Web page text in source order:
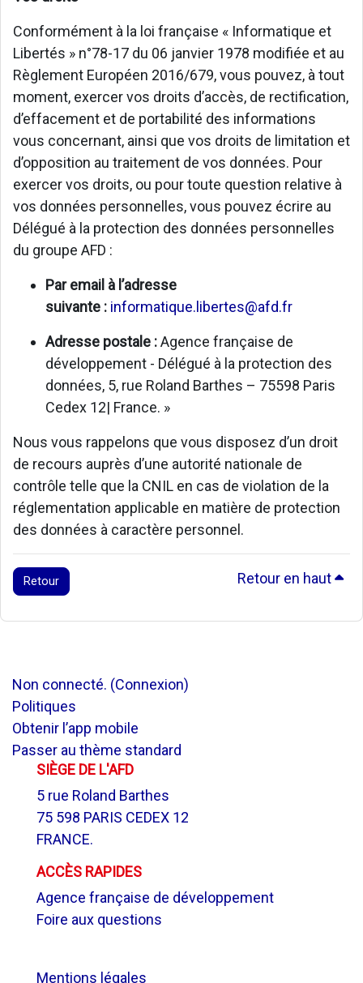
Conformément à la loi française « Informatique et
Libertés » n°78-17 du 06 janvier 1978 modifiée et au
Règlement Européen 2016/679, vous pouvez, à tout
moment, exercer vos droits d’accès, de rectification,
d’effacement et de portabilité des informations
vous concernant, ainsi que vos droits de limitation et
d’opposition au traitement de vos données. Pour
exercer vos droits, ou pour toute question relative à
vos données personnelles, vous pouvez écrire au
Délégué à la protection des données personnelles
du groupe AFD :
Par email à l’adresse
suivante : informatique.libertes@afd.fr
Adresse postale :Agence française de
développement - Délégué à la protection des
données, 5, rue Roland Barthes – 75598 Paris
Cedex 12| France. »
Nous vous rappelons que vous disposez d’un droit
de recours auprès d’une autorité nationale de
contrôle telle que la CNIL en cas de violation de la
réglementation applicable en matière de protection
des données à caractère personnel.
Retour Retour en haut
Non connecté. (Connexion)
Politiques
Obtenir l’app mobile
Passer au thème standard
SIÈGE DE L'AFD
5 rue Roland Barthes
75 598 PARIS CEDEX 12
FRANCE.
ACCÈS RAPIDES
Agence française de développement
Foire aux questions
Mentions légales